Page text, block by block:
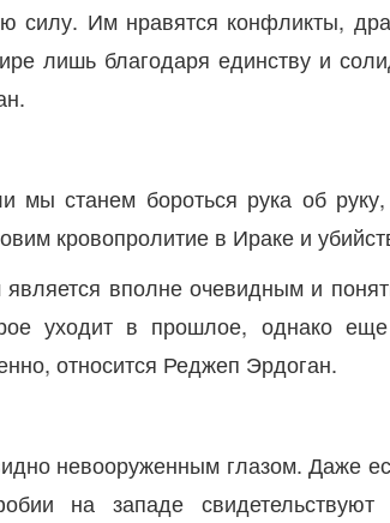
силу. Им нравятся конфликты,
лишь благодаря единству и
мы станем бороться рука об
кровопролитие в Ираке и
вполне очевидным и
уходит в прошлое, однако
относится Реджеп Эрдоган.
невооруженным глазом. Даже
на западе